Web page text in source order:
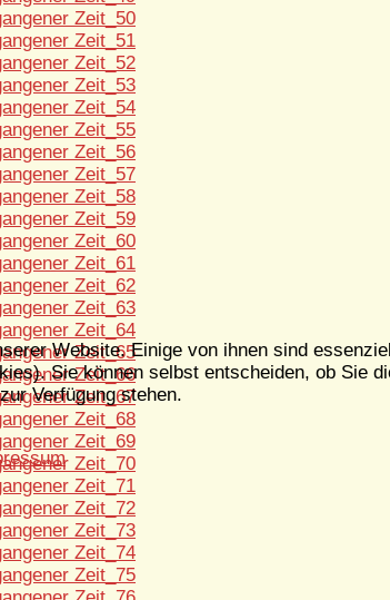
Website. Einige von ihnen sind
Sie können selbst entscheiden, ob Sie
Verfügung stehen.